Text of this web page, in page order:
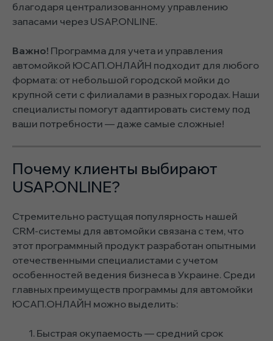
благодаря централизованному управлению
запасами через USAP.ONLINE.
Важно! Программа для учета и управления
автомойкой ЮСАП.ОНЛАЙН подходит для любого
формата: от небольшой городской мойки до
крупной сети с филиалами в разных городах. Наши
специалисты помогут адаптировать систему под
ваши потребности — даже самые сложные!
Почему клиенты выбирают
USAP.ONLINE?
Стремительно растущая популярность нашей
CRM-системы для автомойки связана с тем, что
этот программный продукт разработан опытными
отечественными специалистами с учетом
особенностей ведения бизнеса в Украине. Среди
главных преимуществ программы для автомойки
ЮСАП.ОНЛАЙН можно выделить:
Быстрая окупаемость — средний срок